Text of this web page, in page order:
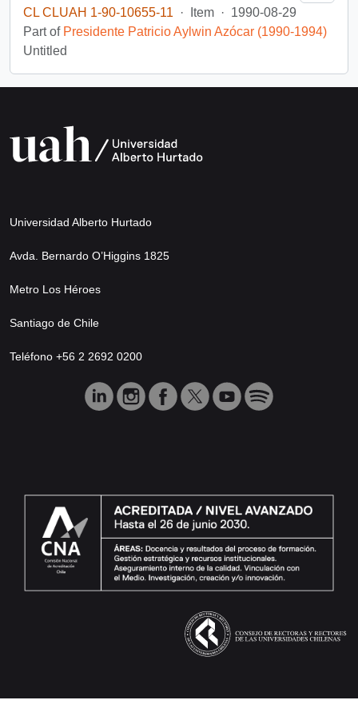
CL CLUAH 1-90-10655-11
· Item · 1990-08-29
Part of Presidente Patricio Aylwin Azócar (1990-1994)
Untitled
Universidad Alberto Hurtado
Avda. Bernardo O’Higgins 1825
Metro Los Héroes
Santiago de Chile
Teléfono +56 2 2692 0200